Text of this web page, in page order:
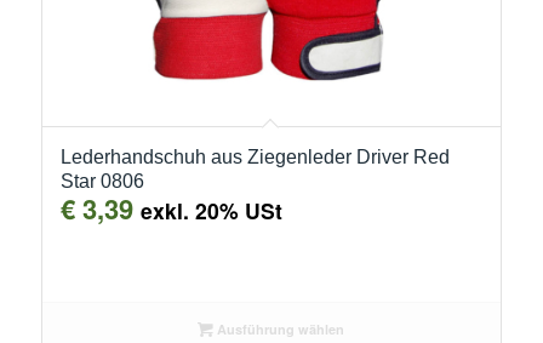
Lederhandschuh aus Ziegenleder Driver Red
Star 0806
€3,39 exkl. 20% USt
Ausführung wählen